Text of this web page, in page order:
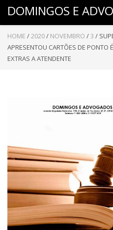
DOMINGOS E
HOME /2020/ NOVEMBRO /3 /
APRESENTOU CARTÕES DE PONTO
EXTRAS A ATENDENTE